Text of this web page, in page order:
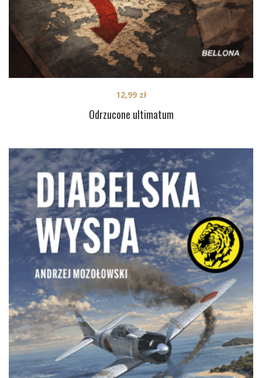
Odrzucone ultimatum
12,99 zł